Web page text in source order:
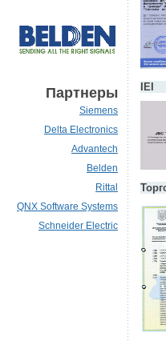
Партнеры
Siemens
Delta Electronics
Advantech
Belden
Rittal
QNX Software Systems
Schneider Electric
IEI